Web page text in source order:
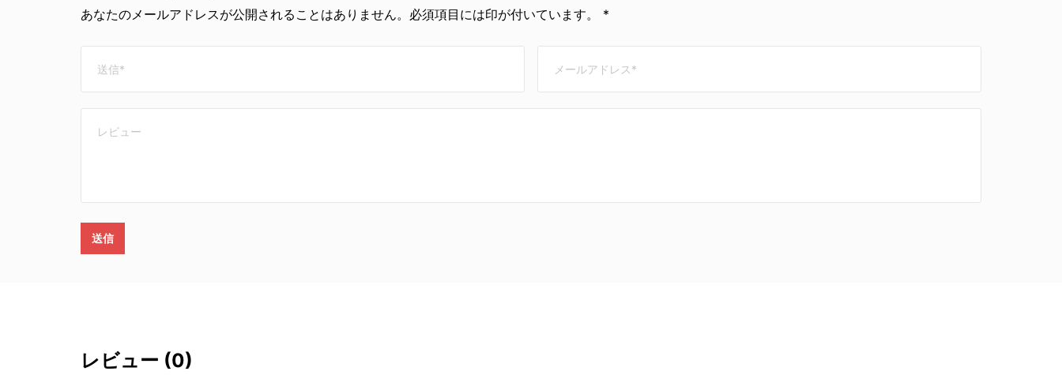
あなたのメールアドレスが公開されることはありません。必須項目には印が付いています。 *
送信
レビュー (0)